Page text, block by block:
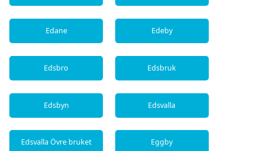
Edane Edeby
Edsbro Edsbruk
Edsbyn Edsvalla
Edsvalla Övre bruket Eggby